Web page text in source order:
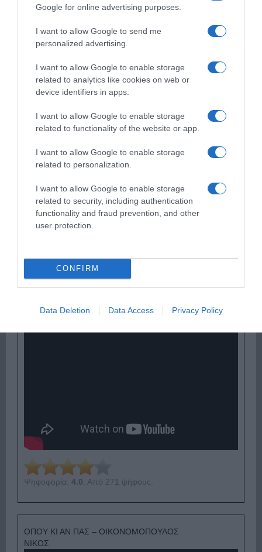
Google for online advertising purposes.
I want to allow Google to send me
personalized advertising.
I want to allow Google to enable storage
related to analytics like cookies on web or
device identifiers in apps.
I want to allow Google to enable storage
related to functionality of the website or app.
I want to allow Google to enable storage
related to personalization.
I want to allow Google to enable storage
related to security, including authentication
functionality and fraud prevention, and other
user protection.
CONFIRM
Data Deletion Data Access Privacy Policy
ΔΕΥΤΕΡΑ – ΡΕΜΟΣ ΑΝΤΩΝΗΣ
Ψηφοφορία: 4.0 . Από 271 ψήφους.
ΟΠΟΥ ΚΙ ΑΝ ΠΑΣ – ΟΙΚΟΝΟΜΟΠΟΥΛΟΣ
ΝΙΚΟΣ